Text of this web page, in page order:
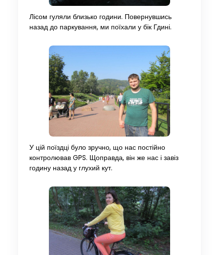
Лісом гуляли близько години. Повернувшись
назад до паркування, ми поїхали у бік Гдині.
У цій поїздці було зручно, що нас постійно
контролював GPS. Щоправда, він же нас і завіз
годину назад у глухий кут.